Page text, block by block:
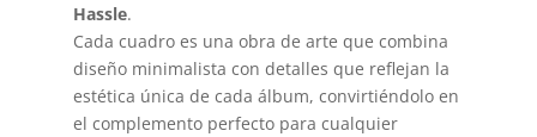
Hassle.
Cada cuadro es una obra de arte que combina
diseño minimalista con detalles que reflejan la
estética única de cada álbum, convirtiéndolo en
el complemento perfecto para cualquier